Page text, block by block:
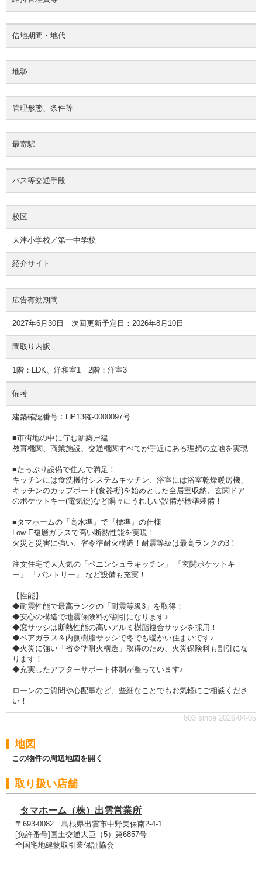
借地期間・地代
地勢
管理形態、条件等
最寄駅
バス等交通手段
校区
大津小学校／第一中学校
紹介サイト
広告有効期間
2027年6月30日 次回更新予定日：2026年8月10日
間取り内訳
1階：LDK、洋和室1 2階：洋室3
備考
建築確認番号：HP13確-0000097号
■市街地の中に佇む新築戸建
教育機関、商業施設、交通機関すべてが手近にある理想の立地を実現
■たっぷり設備で住んで満足！
キッチンには食洗機付システムキッチン、浴室には浴室乾燥暖房機、
キッチンのカップボード(食器棚)を始めとした全居室収納、玄関ドア
のポケットキー(電気錠)など隅々にうれしい設備が標準装備！
■タマホームの『高水準』で『標準』の仕様
Low-E複層ガラスで高い断熱性能を実現！
火災と災害に強い、省令準耐火構造！耐震等級は最高ランクの3！
注文住宅で大人気の「ペニンシュラキッチン」 「玄関ポケットキ
ー」 「パントリー」 など設備も充実！
【性能】
◆耐震性能で最高ランクの「耐震等級3」を取得！
◆安心の構造で地震保険料が割引になります♪
◆窓サッシは断熱性能の高いアルミ樹脂複合サッシを採用！
◆ペアガラス＆内側樹脂サッシで冬でも暖かい住まいです♪
◆火災に強い「省令準耐火構造」取得のため、火災保険料も割引にな
ります！
◆充実したアフターサポート体制が整っています♪
ローンのご質問や心配事など、些細なことでもお気軽にご相談くださ
い！
803 since 2026-04-05
地図
この物件の周辺地図を開く
取り扱い店舗
タマホーム（株）出雲営業所
〒693-0082 島根県出雲市中野美保南2-4-1
[免許番号]国土交通大臣（5）第6857号
全国宅地建物取引業保証協会